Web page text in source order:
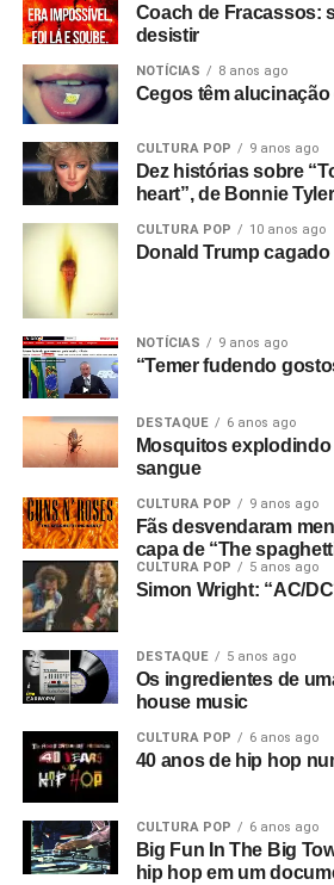
Coach de Fracassos:
desistir
NOTÍCIAS 8 anos ago
Cegos têm
CULTURA POP 9 anos ago
Dez histórias sobre
heart”, de Bonnie Tyler
CULTURA POP 10 anos ago
Donald Trump
NOTÍCIAS 9 anos ago
“Temer fudendo
DESTAQUE 6 anos ago
Mosquitos
sangue
CULTURA POP 9 anos ago
Fãs desvendaram
capa de “The
CULTURA POP 5 anos ago
Simon Wright: “AC/
DESTAQUE 5 anos ago
Os ingredientes de
house music
CULTURA POP 6 anos ago
40 anos de hip hop
CULTURA POP 6 anos ago
Big Fun In The Big
hip hop em um